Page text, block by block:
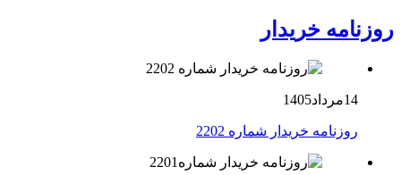
روزنامه خریدار
14مرداد1405
روزنامه خریدار شماره 2202